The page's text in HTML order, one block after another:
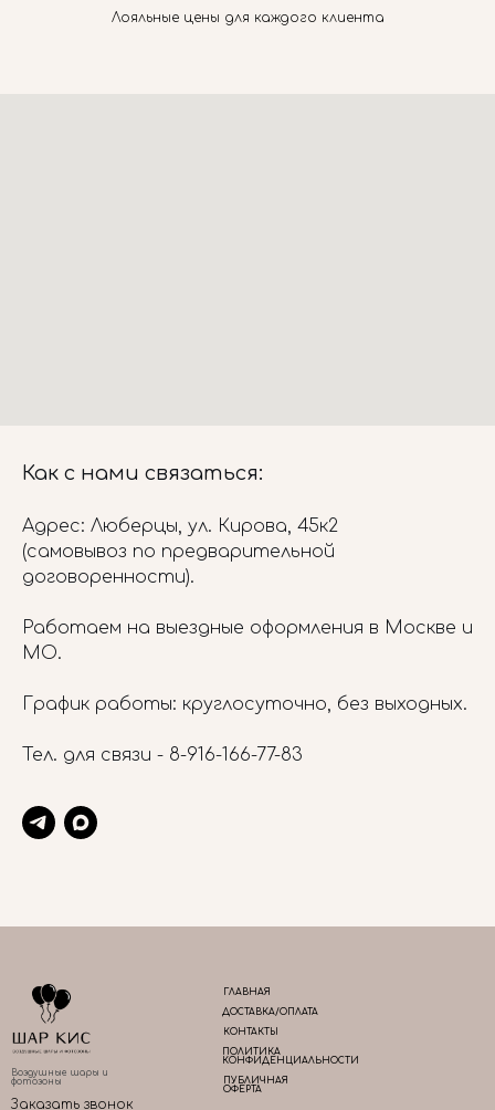
Лояльные цены для каждого клиента
Как с нами связаться:
Адрес: Люберцы, ул. Кирова, 45к2
(самовывоз по предварительной
договоренности).
Работаем на выездные оформления в Москве и
МО.
График работы: круглосуточно, без выходных.
Тел. для связи - 8-916-166-77-83
ГЛАВНАЯ
ДОСТАВКА/ОПЛАТА
КОНТАКТЫ
ПОЛИТИКА
КОНФИДЕНЦИАЛЬНОСТИ
ПУБЛИЧНАЯ
ОФЕРТА
Воздушные шары и
фотозоны
Заказать звонок